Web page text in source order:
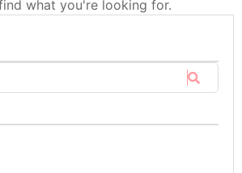
what you're looking for.